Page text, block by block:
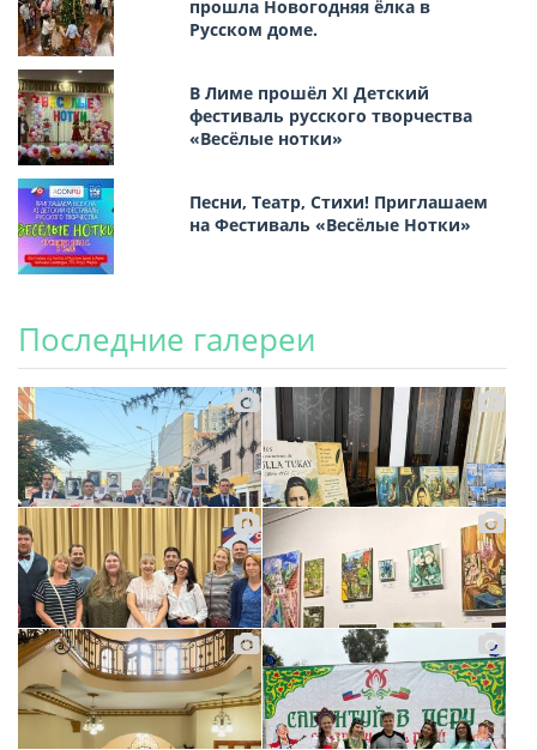
прошла Новогодняя ёлка в
Русском доме.
В Лиме прошёл XI Детский
фестиваль русского творчества
«Весёлые нотки»
Песни, Театр, Стихи! Приглашаем
на Фестиваль «Весёлые Нотки»
Последние галереи